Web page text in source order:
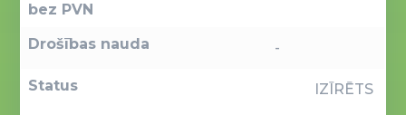
bez PVN
Drošības nauda -
Status IZĪRĒTS